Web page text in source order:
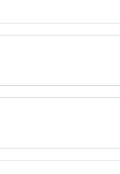
sera
z ryżu